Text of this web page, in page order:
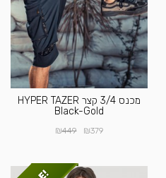
מכנס 3/4 קצר HYPER TAZER
Black-Gold
₪379
₪449